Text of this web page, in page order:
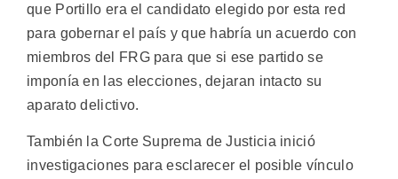
que Portillo era el candidato elegido por esta red
para gobernar el país y que habría un acuerdo con
miembros del FRG para que si ese partido se
imponía en las elecciones, dejaran intacto su
aparato delictivo.
También la Corte Suprema de Justicia inició
investigaciones para esclarecer el posible vínculo